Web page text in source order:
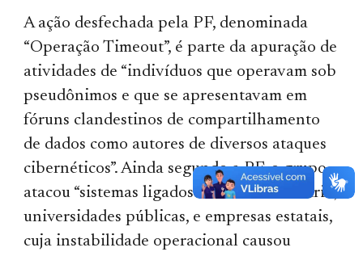
A ação desfechada pela PF, denominada
“Operação Timeout”, é parte da apuração de
atividades de “indivíduos que operavam sob
pseudônimos e que se apresentavam em
fóruns clandestinos de compartilhamento
de dados como autores de diversos ataques
cibernéticos”. Ainda segundo a PF, o grupo
atacou “sistemas ligados ao Poder Judiciário,
universidades públicas, e empresas estatais,
cuja instabilidade operacional causou